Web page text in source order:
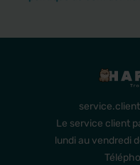
Le service client
lundi au vendredi